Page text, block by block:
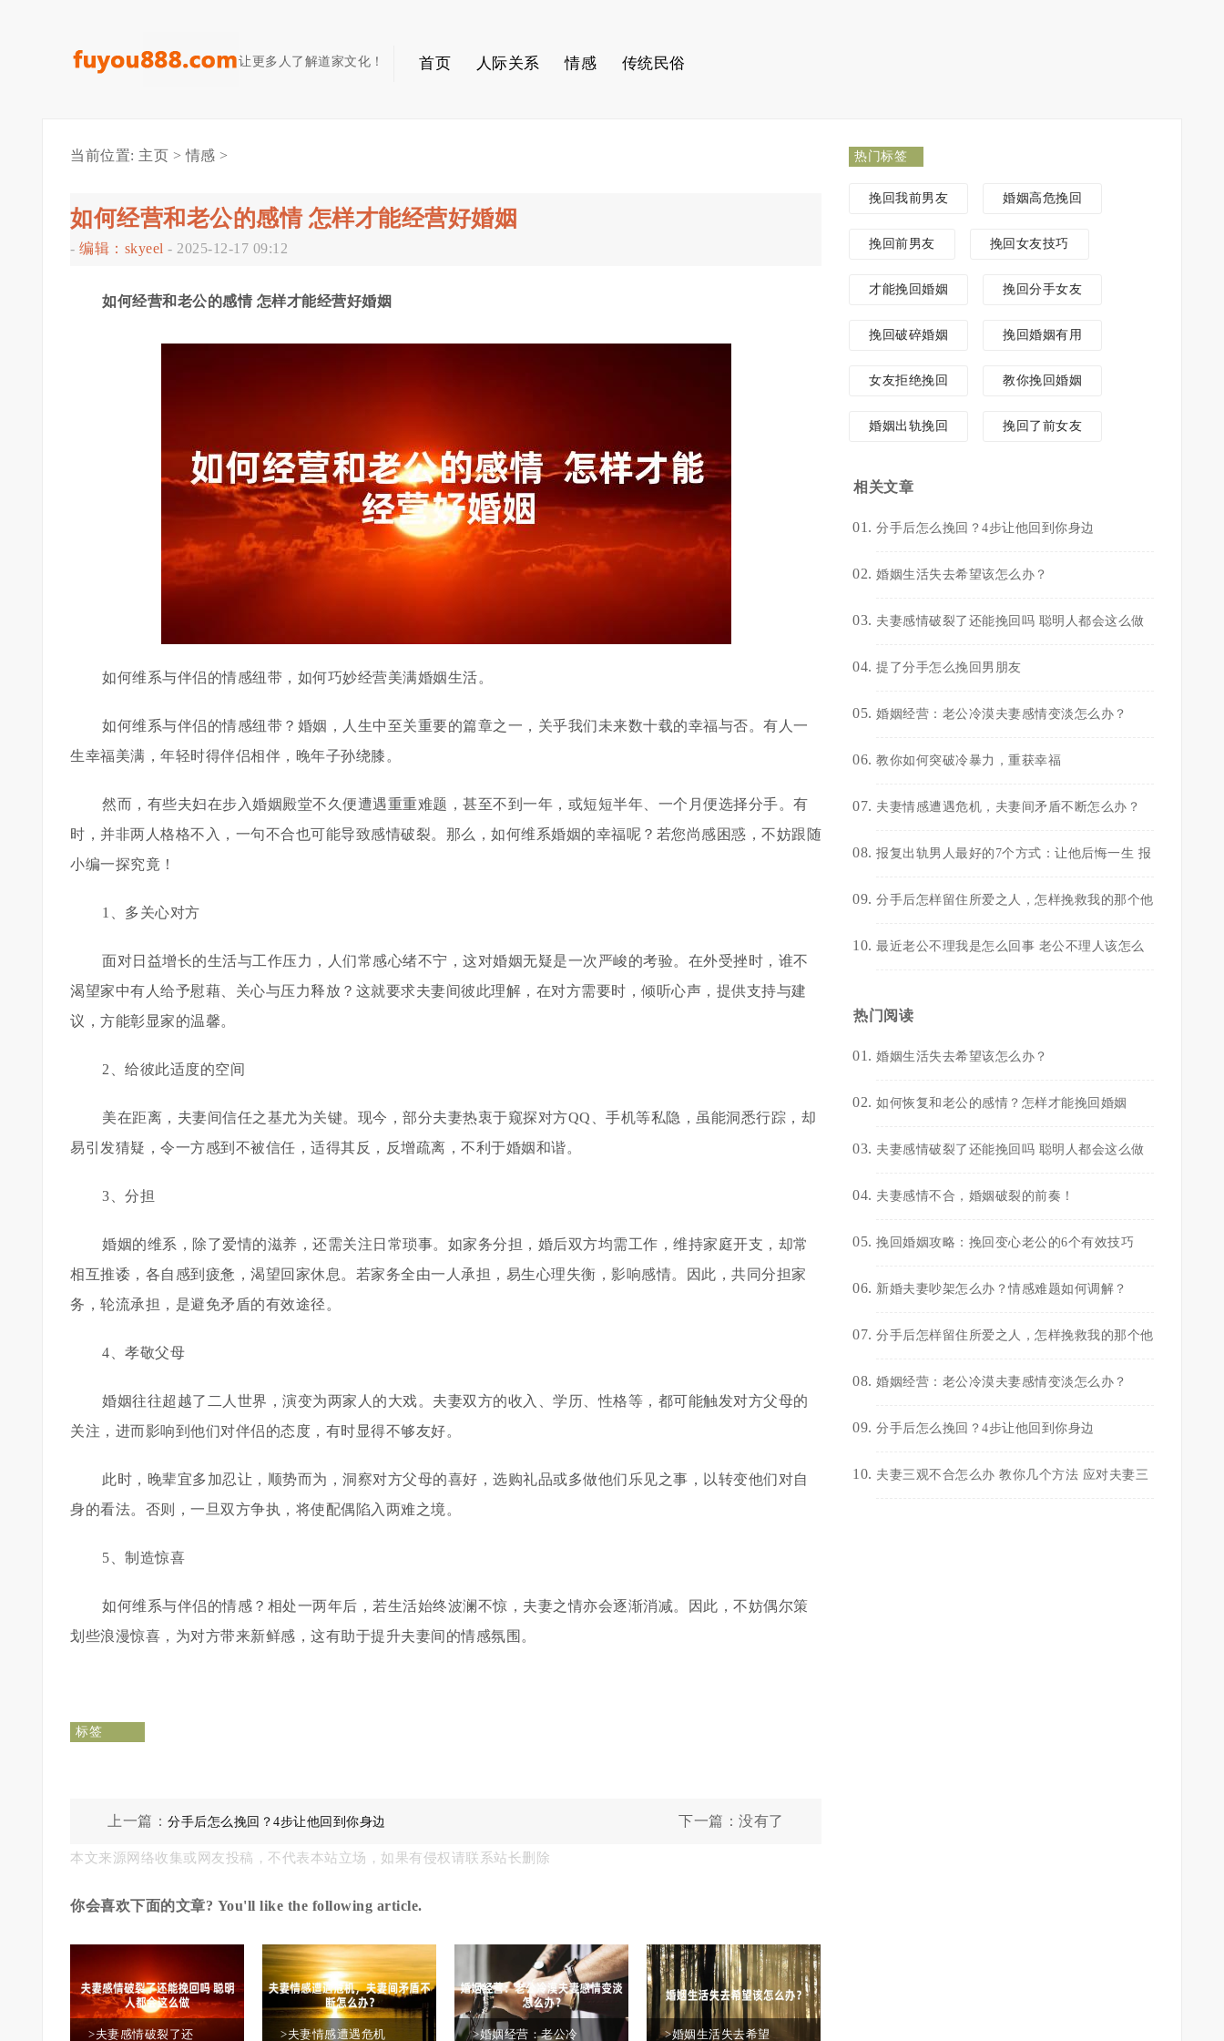
让更多人了解道家文化！ 首页 人际关系 情感 传统民俗
当前位置: 主页 >情感 >
如何经营和老公的感情 怎样才能经营好婚姻
- 编辑：skyeel - 2025-12-17 09:12
如何经营和老公的感情 怎样才能经营好婚姻
如何维系与伴侣的情感纽带，如何巧妙经营美满婚姻生活。
如何维系与伴侣的情感纽带？婚姻，人生中至关重要的篇章之一，关乎我们未来数十载的幸福与否。有人一
生幸福美满，年轻时得伴侣相伴，晚年子孙绕膝。
然而，有些夫妇在步入婚姻殿堂不久便遭遇重重难题，甚至不到一年，或短短半年、一个月便选择分手。有
时，并非两人格格不入，一句不合也可能导致感情破裂。那么，如何维系婚姻的幸福呢？若您尚感困惑，不妨跟随
小编一探究竟！
1、多关心对方
面对日益增长的生活与工作压力，人们常感心绪不宁，这对婚姻无疑是一次严峻的考验。在外受挫时，谁不
渴望家中有人给予慰藉、关心与压力释放？这就要求夫妻间彼此理解，在对方需要时，倾听心声，提供支持与建
议，方能彰显家的温馨。
2、给彼此适度的空间
美在距离，夫妻间信任之基尤为关键。现今，部分夫妻热衷于窥探对方QQ、手机等私隐，虽能洞悉行踪，却
易引发猜疑，令一方感到不被信任，适得其反，反增疏离，不利于婚姻和谐。
3、分担
婚姻的维系，除了爱情的滋养，还需关注日常琐事。如家务分担，婚后双方均需工作，维持家庭开支，却常
相互推诿，各自感到疲惫，渴望回家休息。若家务全由一人承担，易生心理失衡，影响感情。因此，共同分担家
务，轮流承担，是避免矛盾的有效途径。
4、孝敬父母
婚姻往往超越了二人世界，演变为两家人的大戏。夫妻双方的收入、学历、性格等，都可能触发对方父母的
关注，进而影响到他们对伴侣的态度，有时显得不够友好。
此时，晚辈宜多加忍让，顺势而为，洞察对方父母的喜好，选购礼品或多做他们乐见之事，以转变他们对自
身的看法。否则，一旦双方争执，将使配偶陷入两难之境。
5、制造惊喜
如何维系与伴侣的情感？相处一两年后，若生活始终波澜不惊，夫妻之情亦会逐渐消减。因此，不妨偶尔策
划些浪漫惊喜，为对方带来新鲜感，这有助于提升夫妻间的情感氛围。
标签
上一篇：分手后怎么挽回？4步让他回到你身边 下一篇：没有了
本文来源网络收集或网友投稿，不代表本站立场，如果有侵权请联系站长删除
你会喜欢下面的文章? You'll like the following article.
>夫妻感情破裂了还 >夫妻情感遭遇危机 >婚姻经营：老公冷 >婚姻生活失去希望
热门标签
挽回我前男友 婚姻高危挽回
挽回前男友 挽回女友技巧
才能挽回婚姻 挽回分手女友
挽回破碎婚姻 挽回婚姻有用
女友拒绝挽回 教你挽回婚姻
婚姻出轨挽回 挽回了前女友
相关文章
分手后怎么挽回？4步让他回到你身边
婚姻生活失去希望该怎么办？
夫妻感情破裂了还能挽回吗 聪明人都会这么做
提了分手怎么挽回男朋友
婚姻经营：老公冷漠夫妻感情变淡怎么办？
教你如何突破冷暴力，重获幸福
夫妻情感遭遇危机，夫妻间矛盾不断怎么办？
报复出轨男人最好的7个方式：让他后悔一生 报
分手后怎样留住所爱之人，怎样挽救我的那个他
最近老公不理我是怎么回事 老公不理人该怎么
热门阅读
婚姻生活失去希望该怎么办？
如何恢复和老公的感情？怎样才能挽回婚姻
夫妻感情破裂了还能挽回吗 聪明人都会这么做
夫妻感情不合，婚姻破裂的前奏！
挽回婚姻攻略：挽回变心老公的6个有效技巧
新婚夫妻吵架怎么办？情感难题如何调解？
分手后怎样留住所爱之人，怎样挽救我的那个他
婚姻经营：老公冷漠夫妻感情变淡怎么办？
分手后怎么挽回？4步让他回到你身边
夫妻三观不合怎么办 教你几个方法 应对夫妻三